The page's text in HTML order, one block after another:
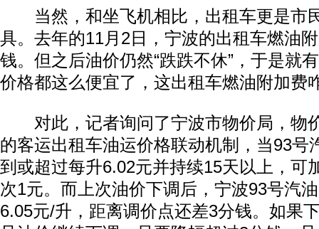
当然，和坐飞机相比，出租车更是市
具。去年的11月2日，宁波的出租车燃油
钱。但之后油价仍然“跌跌不休”，于是就
价格都这么便宜了，这出租车燃油附加费
对此，记者询问了宁波市物价局，物
的客运出租车油运价格联动机制，当93号
到或超过每升6.02元并持续15天以上，可
次1元。而上次油价下调后，宁波93号汽
6.05元/升，距离调价点还差3分钱。如果